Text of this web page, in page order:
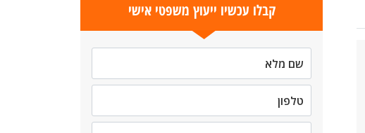
קבלו עכשיו ייעוץ משפטי אישי